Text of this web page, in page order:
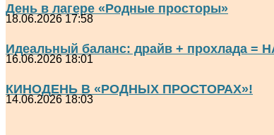
День в лагере «Родные просторы»
18.06.2026 17:58
Идеальный баланс: драйв + прохлада =
16.06.2026 18:01
КИНОДЕНЬ В «РОДНЫХ ПРОСТОРАХ»!
14.06.2026 18:03